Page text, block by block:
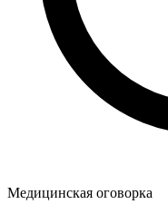
Медицинская оговорка